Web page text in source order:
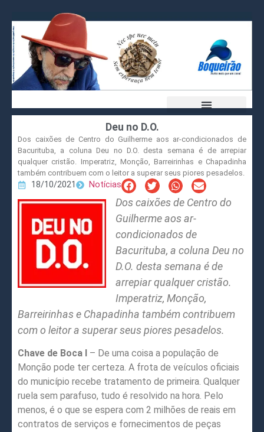
Deu no D.O.
Dos caixões de Centro do Guilherme aos ar-condicionados de
Bacurituba, a coluna Deu no D.O. desta semana é de arrepiar
qualquer cristão. Imperatriz, Monção, Barreirinhas e Chapadinha
também contribuem com o leitor a superar seus piores pesadelos.
18/10/2021 Notícias
Dos caixões de Centro do
Guilherme aos ar-
condicionados de
Bacurituba, a coluna Deu no
D.O. desta semana é de
arrepiar qualquer cristão.
Imperatriz, Monção,
Barreirinhas e Chapadinha também contribuem
com o leitor a superar seus piores pesadelos.
Chave de Boca I
– De uma coisa a população de
Monção pode ter certeza. A frota de veículos oficiais
do município recebe tratamento de primeira. Qualquer
ruela sem parafuso, tudo é resolvido na hora. Pelo
menos, é o que se espera com 2 milhões de reais em
contratos de serviços e fornecimentos de peças